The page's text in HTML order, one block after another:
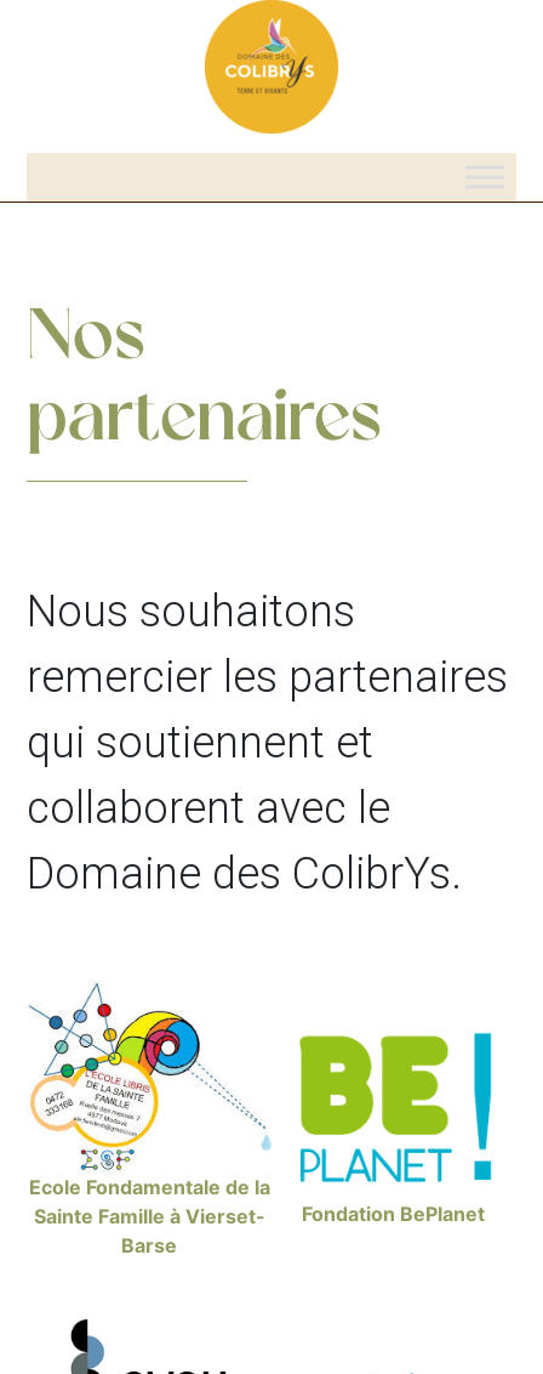
Nos
partenaires
Nous souhaitons
remercier les partenaires
qui soutiennent et
collaborent avec le
Domaine des ColibrYs.
Ecole Fondamentale de la
Sainte Famille à Vierset-
Barse
Fondation BePlanet